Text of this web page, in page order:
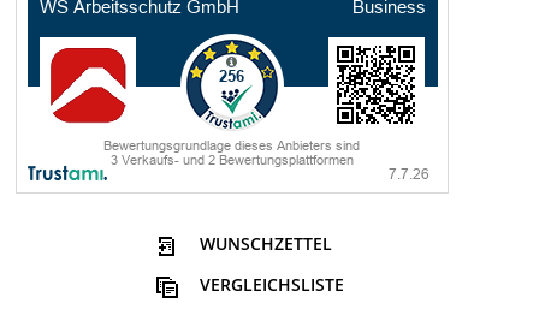
WUNSCHZETTEL
VERGLEICHSLISTE